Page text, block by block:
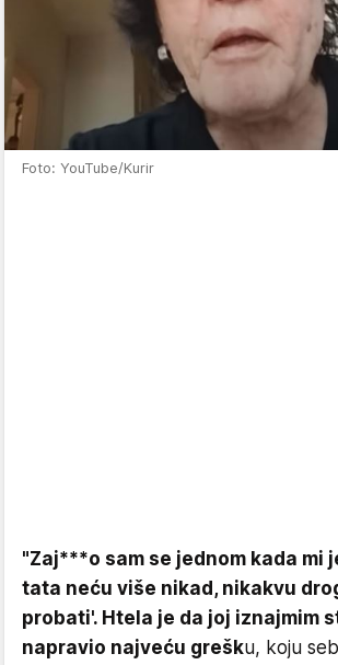
Foto: YouTube/Kurir
"Zaj***o sam se jednom kada mi
tata neću više nikad, nikakvu
probati'. Htela je da joj iznajmim
napravio najveću grešku, koju